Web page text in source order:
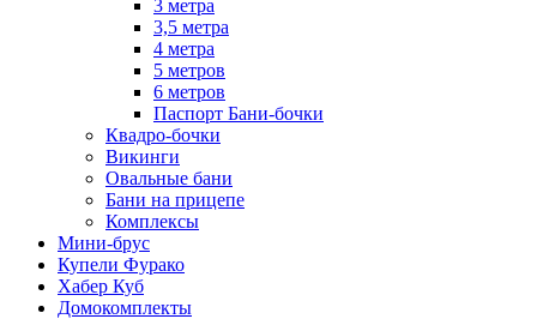
3 метра
3,5 метра
4 метра
5 метров
6 метров
Паспорт Бани-бочки
Квадро-бочки
Викинги
Овальные бани
Бани на прицепе
Комплексы
Мини-брус
Купели Фурако
Хабер Куб
Домокомплекты